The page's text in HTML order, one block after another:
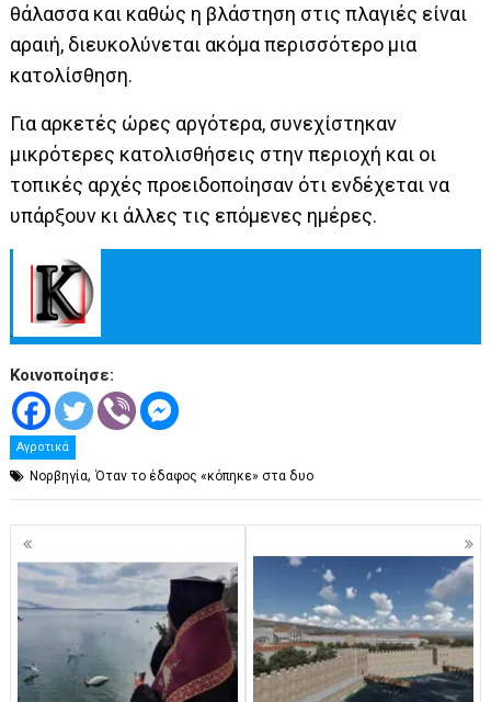
θάλασσα και καθώς η βλάστηση στις πλαγιές είναι
αραιή, διευκολύνεται ακόμα περισσότερο μια
κατολίσθηση.
Για αρκετές ώρες αργότερα, συνεχίστηκαν
μικρότερες κατολισθήσεις στην περιοχή και οι
τοπικές αρχές προειδοποίησαν ότι ενδέχεται να
υπάρξουν κι άλλες τις επόμενες ημέρες.
.
Κοινοποίησε:
Αγροτικά
Νορβηγία,Όταν το έδαφος «κόπηκε» στα δυο
Πλοήγηση
άρθρων